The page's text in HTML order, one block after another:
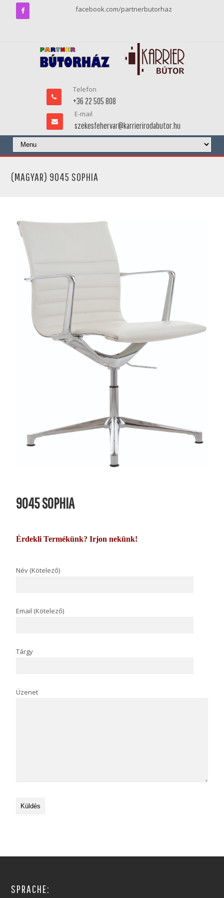
facebook.com/partnerbutorhaz
Telefon
+36 22 505 808
E-mail
szekesfehervar@karrierirodabutor.hu
(MAGYAR) 9045 SOPHIA
9045 SOPHIA
Érdekli Termékünk? Irjon nekünk!
Név (Kötelező)
Email (Kötelező)
Tárgy
Üzenet
SPRACHE: